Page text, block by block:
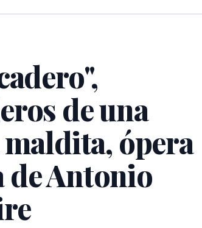
de una
ópera
Antonio